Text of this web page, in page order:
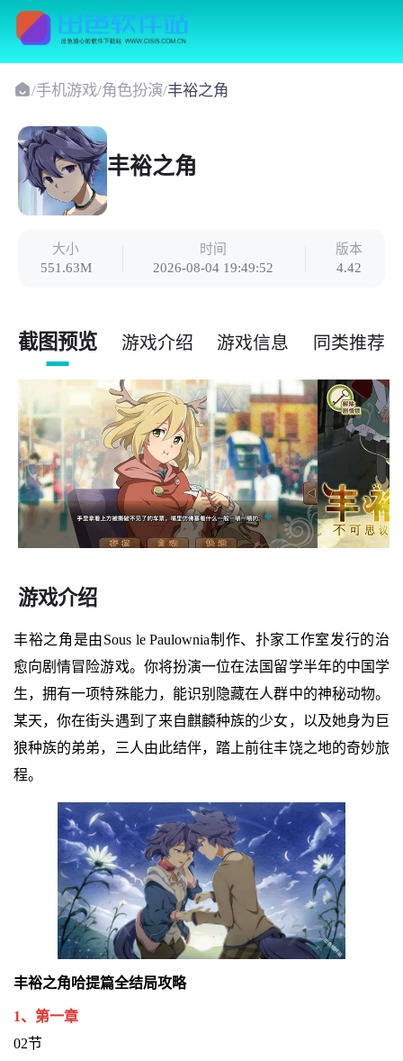
/手机游戏/角色扮演/丰裕之角
丰裕之角
大小
551.63M
时间
2026-08-04 19:49:52
版本
4.42
截图预览 游戏介绍 游戏信息 同类推荐
游戏介绍
丰裕之角是由Sous le Paulownia制作、扑家工作室发行的治
愈向剧情冒险游戏。你将扮演一位在法国留学半年的中国学
生，拥有一项特殊能力，能识别隐藏在人群中的神秘动物。
某天，你在街头遇到了来自麒麟种族的少女，以及她身为巨
狼种族的弟弟，三人由此结伴，踏上前往丰饶之地的奇妙旅
程。
丰裕之角哈提篇全结局攻略
1、第一章
02节